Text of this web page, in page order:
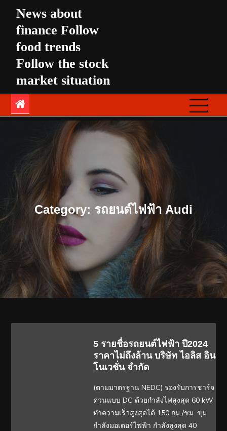
content
News about
finance Follow
food trends
Follow the stock
market situation
Category: รถยนต์ไฟฟ้า Audi
5 รายชื่อรถยนต์ไฟฟ้า ปี2024
ราคาไม่ถึงล้าน บริษัท ไอลิส อิน
โนเวชั่น จำกัด
(ตามมาตรฐาน NEDC) รองรับการชาร์จ
ด่วนแบบ DC ด้วยกำลังไฟสูงสุด 60 kW
ทำความเร็วสูงสุดได้ 150 กม./ชม. ขุม
กำลังมอเตอร์ไฟฟ้า กำลังสูงสุด 40